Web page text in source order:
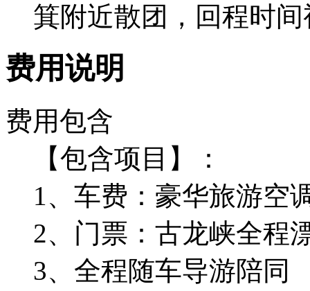
箕附近散团，回程时
费用说明
费用包含
【包含项目】：
1、车费：豪华旅游
2、门票：古龙峡全程
3、全程随车导游陪同